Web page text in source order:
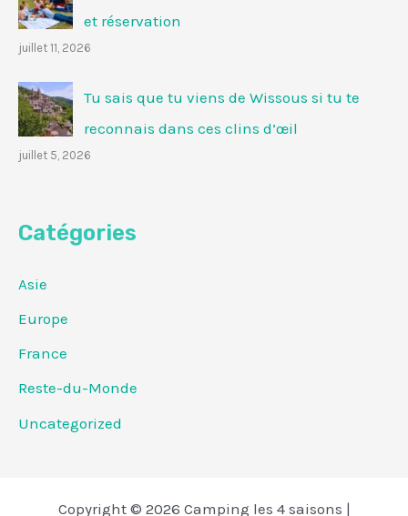
et réservation
juillet 11, 2026
Tu sais que tu viens de Wissous si tu te
reconnais dans ces clins d’œil
juillet 5, 2026
Catégories
Asie
Europe
France
Reste-du-Monde
Uncategorized
Copyright © 2026 Camping les 4 saisons |